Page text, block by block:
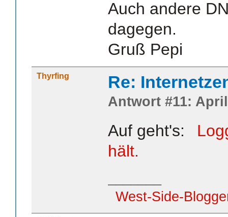
Auch andere
dagegen.
Gruß Pepi
Thyrfing Re:
Antwort #11:
Auf geht's:
hält.
West-Side-